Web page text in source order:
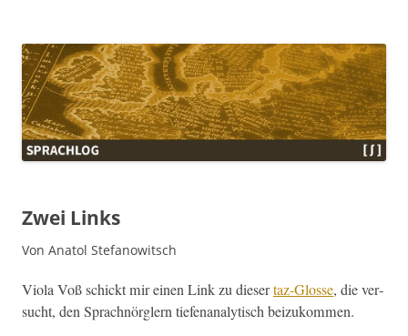
Zwei Links
Von Anatol Stefanowitsch
Vio­la Voß schickt mir einen Link zu diesertaz-Glosse, die ver­
sucht, den Sprach­nör­glern tiefe­n­an­a­lytisch beizukommen.